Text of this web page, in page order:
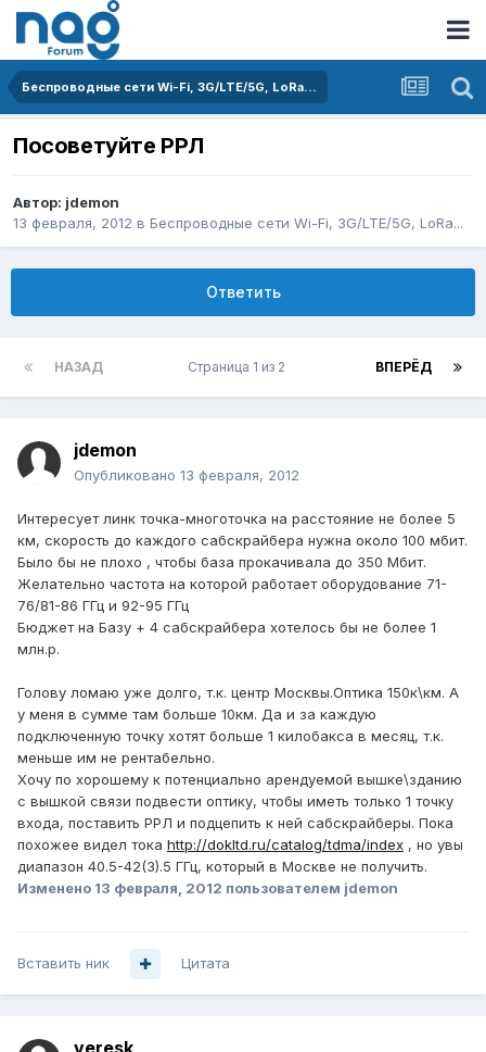
Беспроводные сети Wi-Fi, 3G/LTE/5G, LoRa...
Посоветуйте РРЛ
Автор: jdemon
13 февраля, 2012 в Беспроводные сети Wi-Fi, 3G/LTE/5G, LoRa...
Ответить
НАЗАД ВПЕРЁД
Страница 1 из 2
jdemon
Опубликовано 13 февраля, 2012
Интересует линк точка-многоточка на расстояние не более 5
км, скорость до каждого сабскрайбера нужна около 100 мбит.
Было бы не плохо , чтобы база прокачивала до 350 Мбит.
Желательно частота на которой работает оборудование 71-
76/81-86 ГГц и 92-95 ГГц
Бюджет на Базу + 4 сабскрайбера хотелось бы не более 1
млн.р.
Голову ломаю уже долго, т.к. центр Москвы.Оптика 150к\км. А
у меня в сумме там больше 10км. Да и за каждую
подключенную точку хотят больше 1 килобакса в месяц, т.к.
меньше им не рентабельно.
Хочу по хорошему к потенциально арендуемой вышке\зданию
с вышкой связи подвести оптику, чтобы иметь только 1 точку
входа, поставить РРЛ и подцепить к ней сабскрайберы. Пока
похожее видел тока http://dokltd.ru/catalog/tdma/index , но увы
диапазон 40.5-42(3).5 ГГц, который в Москве не получить.
Изменено 13 февраля, 2012 пользователем jdemon
Вставить ник Цитата